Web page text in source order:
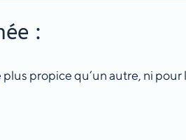
:
propice qu’un autre, ni